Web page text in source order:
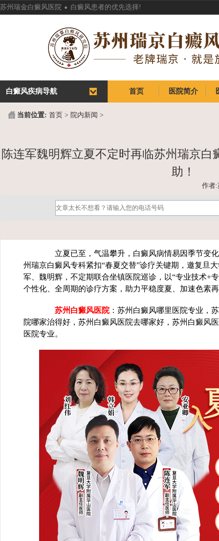
苏州瑞金白癜风医院 . 白癜风患者的优先选择!
首页 医院简介
白癜风疾病导航
当前位置: 首页 > 院内新闻 >
陈连军魏明辉立夏不定时再临苏州瑞京白
助！
作者:
立夏已至，气温攀升，白癜风病情易因季节变化
州瑞京白癜风专科紧扣“春夏交替”诊疗关键期，邀复
军、魏明辉，不定期联合坐镇医院巡诊，以“专业技术+
个性化、全周期的诊疗方案，助力平稳度夏、加速色素
苏州白癜风医院：苏州白癜风哪里医院专业，
院哪家治得好，苏州白癜风医院去哪家好，苏州白癜风
医院专业。